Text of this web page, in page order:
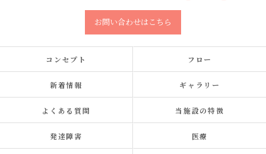
お問い合わせはこちら
コンセプト フロー
新着情報 ギャラリー
よくある質問 当施設の特徴
発達障害 医療